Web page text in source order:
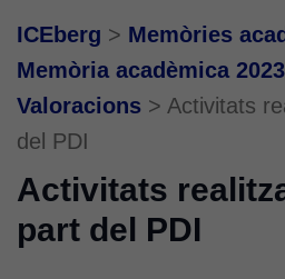
ICEberg > Memòries
Memòria acadèmica
Valoracions > Activitats
del PDI
Activitats
part del PDI